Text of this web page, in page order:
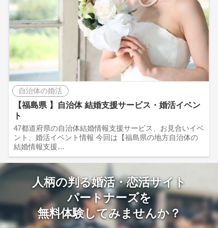
自治体の婚活
【福島県 】自治体 結婚支援サービス・婚活イベン
ト
47都道府県の自治体結婚情報支援サービス、お見合いイベ
ント、婚活イベント情報 今回は【福島県の地方自治体の
結婚情報支援…
人柄の判る婚活・恋活サイト
パートナーズを
無料体験してみませんか？